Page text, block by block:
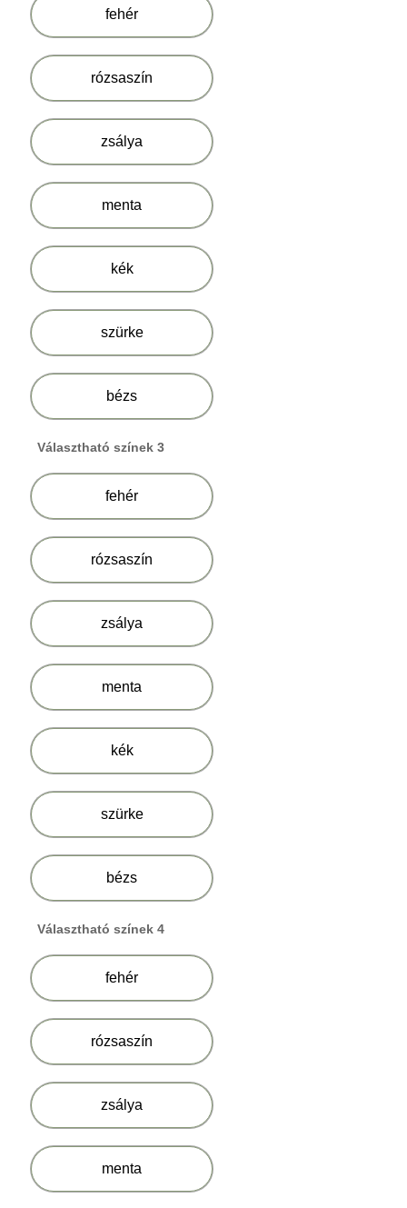
fehér
rózsaszín
zsálya
menta
kék
szürke
bézs
Választható színek 3
fehér
rózsaszín
zsálya
menta
kék
szürke
bézs
Választható színek 4
fehér
rózsaszín
zsálya
menta